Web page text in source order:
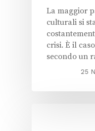
La maggior
culturali si
crisi. È il
secondo un
25